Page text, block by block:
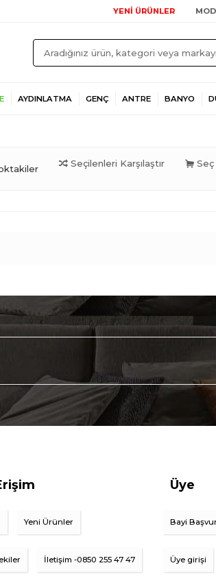
YENİ ÜRÜNLER
AYDINLATMA GENÇ ANTRE BANYO
Seçilenleri Karşılaştır
Yeni Ürünler
İletişim -0850 255 47 47
Üye
Bayi
Üye girişi